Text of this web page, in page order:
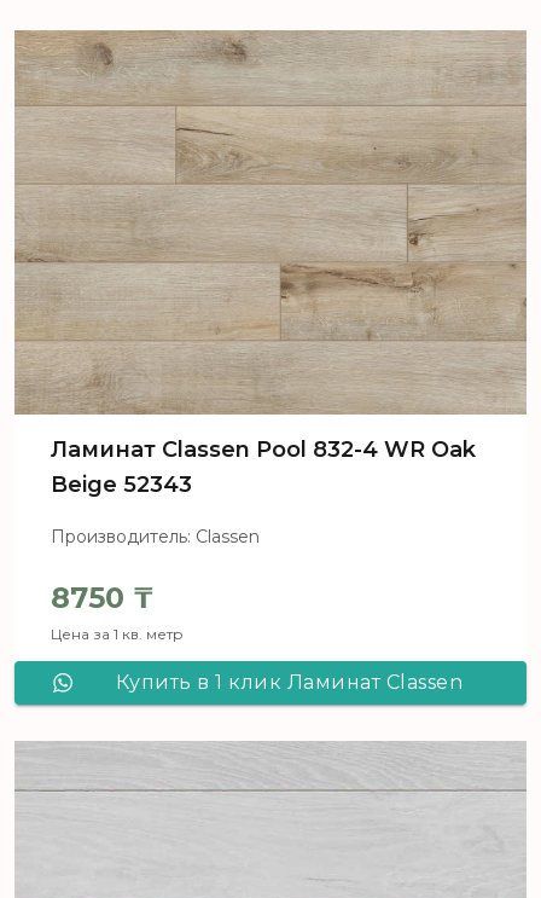
Ламинат Classen Pool 832-4 WR Oak
Beige 52343
Производитель: Classen
8750 ₸
Цена за 1 кв. метр
Купить в 1 клик Ламинат Classen